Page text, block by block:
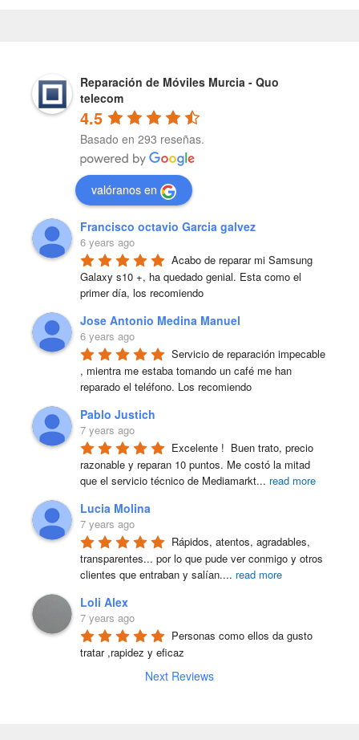
Reparación de Móviles Murcia - Quo
telecom
4.5
Basado en 293 reseñas.
valóranos en
Francisco octavio Garcia galvez
6 years ago
Acabo de reparar mi Samsung
Galaxy s10 +, ha quedado genial. Esta como el
primer día, los recomiendo
Jose Antonio Medina Manuel
6 years ago
Servicio de reparación impecable
, mientra me estaba tomando un café me han
reparado el teléfono. Los recomiendo
Pablo Justich
7 years ago
Excelente !  Buen trato, precio
razonable y reparan 10 puntos. Me costó la mitad
que el servicio técnico de Mediamarkt... read more
Lucia Molina
7 years ago
Rápidos, atentos, agradables,
transparentes... por lo que pude ver conmigo y otros
clientes que entraban y salían.... read more
Loli Alex
7 years ago
Personas como ellos da gusto
tratar ,rapidez y eficaz
Next Reviews